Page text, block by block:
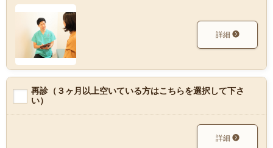
詳細
再診（３ヶ月以上空いている方はこちらを選択して下さ
い）
詳細